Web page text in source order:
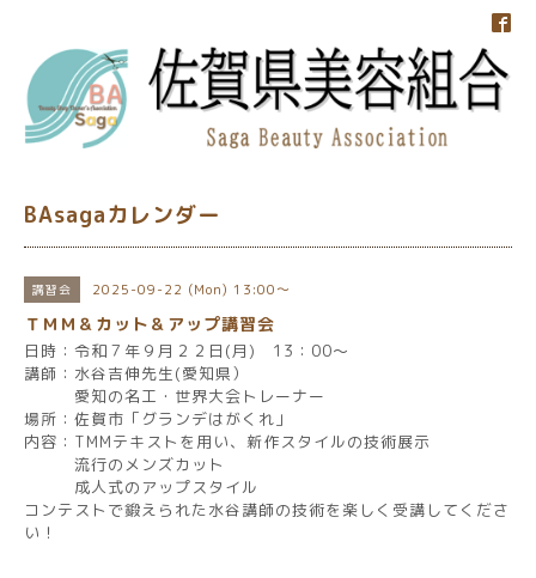
BAsagaカレンダー
講習会 2025-09-22 (Mon) 13:00～
ＴＭＭ＆カット＆アップ講習会
日時：令和７年９月２２日(月) 13：00～
講師：水谷吉伸先生(愛知県）
愛知の名工・世界大会トレーナー
場所：佐賀市「グランデはがくれ」
内容：TMMテキストを用い、新作スタイルの技術展示
流行のメンズカット
成人式のアップスタイル
コンテストで鍛えられた水谷講師の技術を楽しく受講してくださ
い！